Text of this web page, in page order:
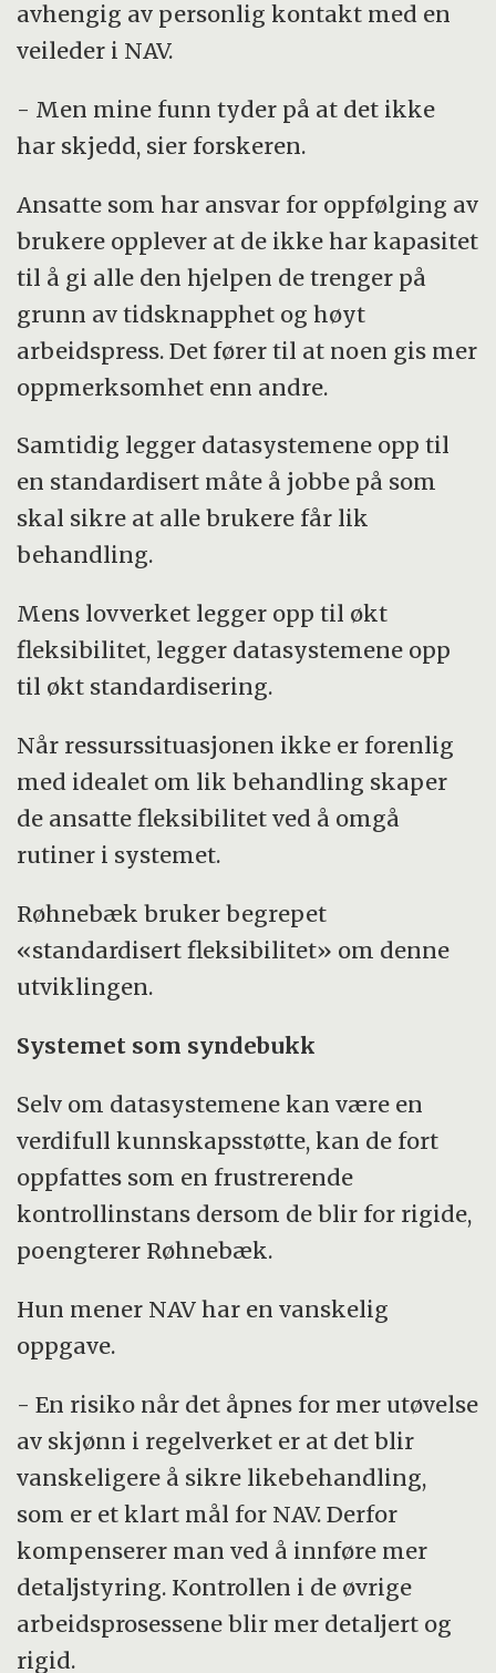
avhengig av personlig kontakt med en
veileder i NAV.
- Men mine funn tyder på at det ikke
har skjedd, sier forskeren.
Ansatte som har ansvar for oppfølging av
brukere opplever at de ikke har kapasitet
til å gi alle den hjelpen de trenger på
grunn av tidsknapphet og høyt
arbeidspress. Det fører til at noen gis mer
oppmerksomhet enn andre.
Samtidig legger datasystemene opp til
en standardisert måte å jobbe på som
skal sikre at alle brukere får lik
behandling.
Mens lovverket legger opp til økt
fleksibilitet, legger datasystemene opp
til økt standardisering.
Når ressurssituasjonen ikke er forenlig
med idealet om lik behandling skaper
de ansatte fleksibilitet ved å omgå
rutiner i systemet.
Røhnebæk bruker begrepet
«standardisert fleksibilitet» om denne
utviklingen.
Systemet som syndebukk
Selv om datasystemene kan være en
verdifull kunnskapsstøtte, kan de fort
oppfattes som en frustrerende
kontrollinstans dersom de blir for rigide,
poengterer Røhnebæk.
Hun mener NAV har en vanskelig
oppgave.
- En risiko når det åpnes for mer utøvelse
av skjønn i regelverket er at det blir
vanskeligere å sikre likebehandling,
som er et klart mål for NAV. Derfor
kompenserer man ved å innføre mer
detaljstyring. Kontrollen i de øvrige
arbeidsprosessene blir mer detaljert og
rigid.